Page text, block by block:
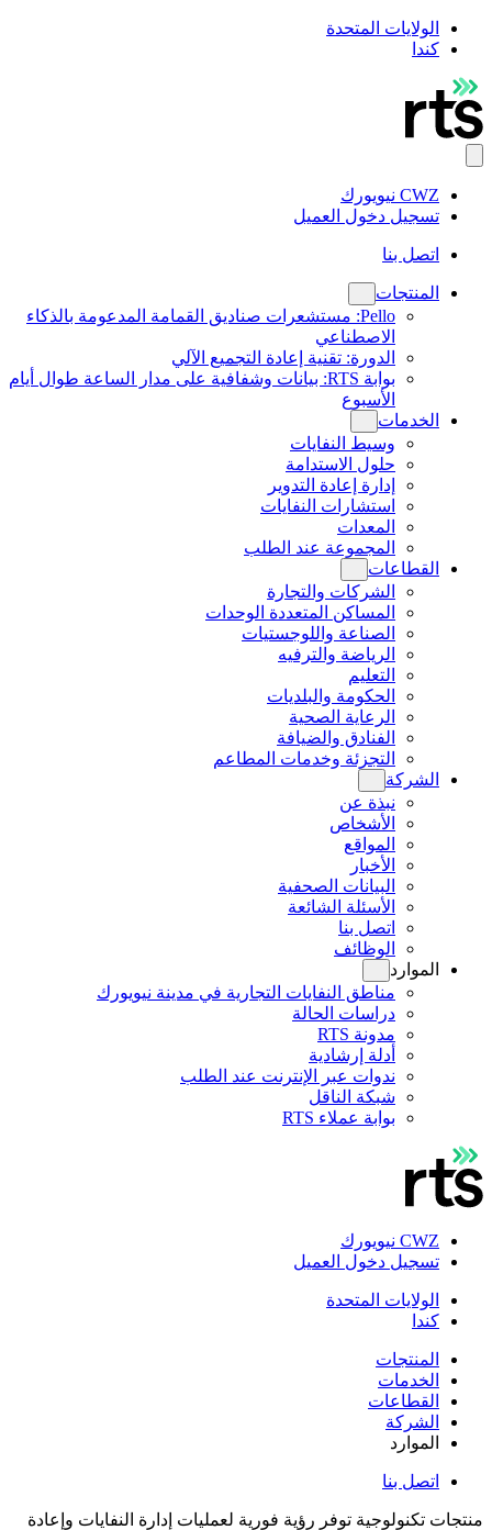
الولايات المتحدة
كندا
CWZ نيويورك
تسجيل دخول العميل
اتصل بنا
المنتجات
Pello: مستشعرات صناديق القمامة المدعومة بالذكاء
الاصطناعي
الدورة: تقنية إعادة التجميع الآلي
بوابة RTS: بيانات وشفافية على مدار الساعة طوال أيام
الأسبوع
الخدمات
وسيط النفايات
حلول الاستدامة
إدارة إعادة التدوير
استشارات النفايات
المعدات
المجموعة عند الطلب
القطاعات
الشركات والتجارة
المساكن المتعددة الوحدات
الصناعة واللوجستيات
الرياضة والترفيه
التعليم
الحكومة والبلديات
الرعاية الصحية
الفنادق والضيافة
التجزئة وخدمات المطاعم
الشركة
نبذة عن
الأشخاص
المواقع
الأخبار
البيانات الصحفية
الأسئلة الشائعة
اتصل بنا
الوظائف
الموارد
مناطق النفايات التجارية في مدينة نيويورك
دراسات الحالة
مدونة RTS
أدلة إرشادية
ندوات عبر الإنترنت عند الطلب
شبكة الناقل
بوابة عملاء RTS
CWZ نيويورك
تسجيل دخول العميل
الولايات المتحدة
كندا
المنتجات
الخدمات
القطاعات
الشركة
الموارد
اتصل بنا
منتجات تكنولوجية توفر رؤية فورية لعمليات إدارة النفايات وإعادة